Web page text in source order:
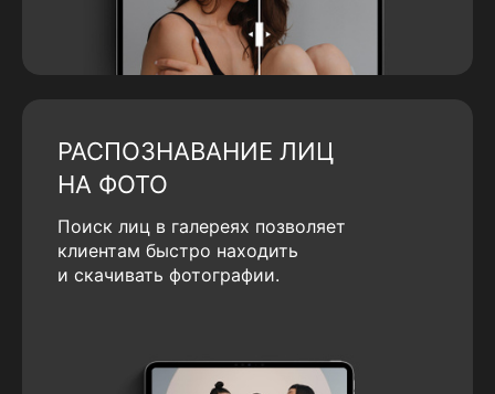
РАСПОЗНАВАНИЕ ЛИЦ
НА ФОТО
Поиск лиц в галереях позволяет
клиентам быстро находить
и скачивать фотографии.